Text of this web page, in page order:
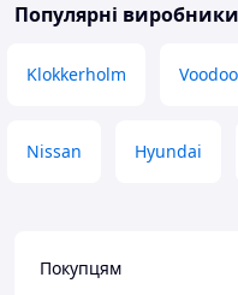
Популярні виробники
Klokkerholm
Nissan Hyundai
Покупцям